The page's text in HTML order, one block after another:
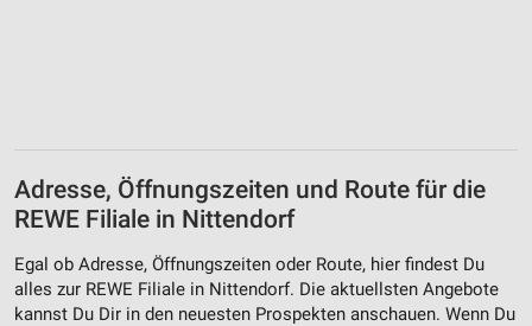
Adresse, Öffnungszeiten und Route für die
REWE Filiale in Nittendorf
Egal ob Adresse, Öffnungszeiten oder Route, hier findest Du
alles zur REWE Filiale in Nittendorf. Die aktuellsten Angebote
kannst Du Dir in den neuesten Prospekten anschauen. Wenn Du